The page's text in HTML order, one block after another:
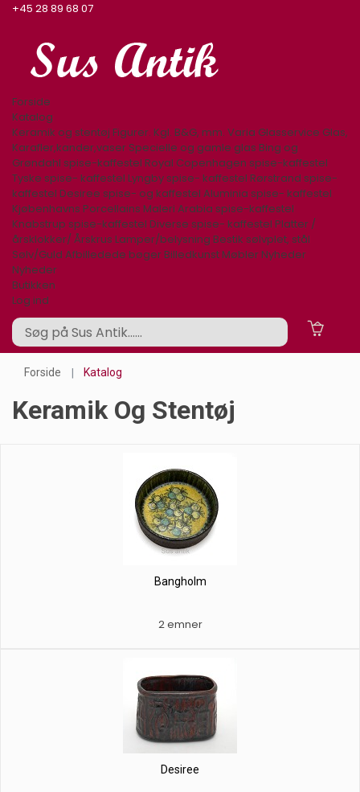
+45 28 89 68 07
Forside
Katalog
Keramik og stentøj Figurer. Kgl. B&G, mm. Varia Glasservice Glas,
Karafler,kander,vaser Specielle og gamle glas Bing og
Grøndahl spise-kaffestel Royal Copenhagen spise-kaffestel
Tyske spise- kaffestel Lyngby spise- kaffestel Rørstrand spise-
kaffestel Desiree spise- og kaffestel Aluminia spise- kaffestel
Kjøbenhavns Porcellains Maleri Arabia spise-kaffestel
Knabstrup spise-kaffestel Diverse spise- kaffestel Platter /
årsklokker/ Årskrus Lamper/belysning Bestik sølvplet, stål
Sølv/Guld Afbilledede bøger Billedkunst Møbler Nyheder
Nyheder
Butikken
Log ind
Forside Katalog
Keramik Og Stentøj
Bangholm
2 emner
Desiree